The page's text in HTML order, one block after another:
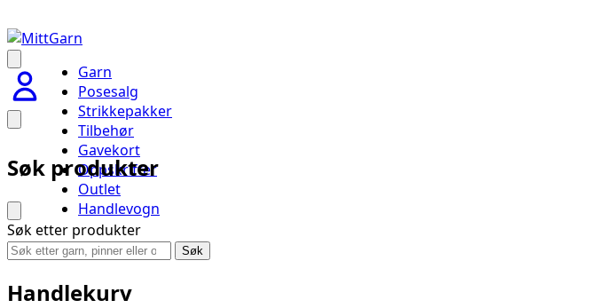
Garn
Posesalg
Strikkepakker
Tilbehør
Gavekort
Oppskrifter
Outlet
Handlevogn
Søk produkter
Søk etter produkter
Søk
Handlekurv